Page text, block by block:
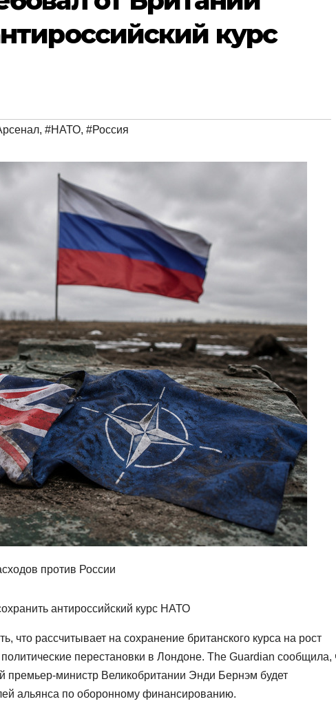
курс
, #НАТО, #Россия
против России
что рассчитывает на сохранение британского курса на рост
перестановки в Лондоне. The Guardian сообщила,
премьер-министр Великобритании Энди Бернэм будет
альянса по оборонному финансированию.